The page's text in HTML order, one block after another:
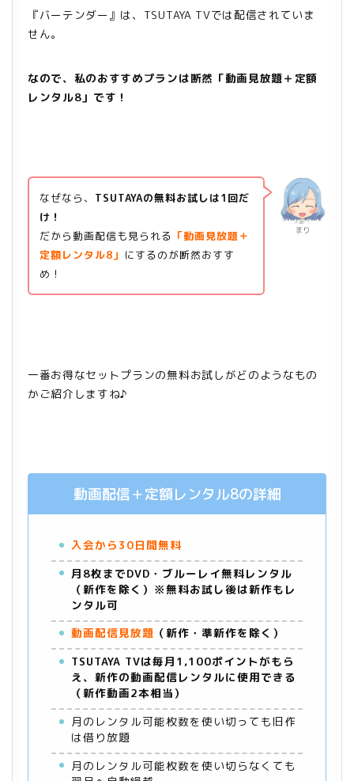
『バーテンダー』は、TSUTAYA TVでは配信されていま
せん。
なので、私のおすすめプランは断然「動画見放題＋定額
レンタル8」です！
まり
なぜなら、 TSUTAYAの無料お試しは1回だ
け！
だから動画配信も見られる 「動画見放題＋
定額レンタル8」 にするのが断然おすす
め！
一番お得なセットプランの無料お試しがどのようなもの
かご紹介しますね♪
動画配信＋定額レンタル8の詳細
入会から30日間無料
月8枚までDVD・ブルーレイ無料レンタル
（新作を除く）※無料お試し後は新作もレ
ンタル可
動画配信見放題 （新作・準新作を除く）
TSUTAYA TVは毎月1,100ポイントがもら
え、新作の動画配信レンタルに使用できる
（新作動画2本相当）
月のレンタル可能枚数を使い切っても旧作
は借り放題
月のレンタル可能枚数を使い切らなくても